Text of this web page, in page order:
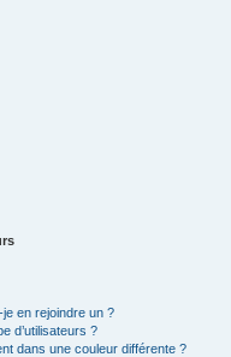
en rejoindre un ?
d’utilisateurs ?
dans une couleur différente ?